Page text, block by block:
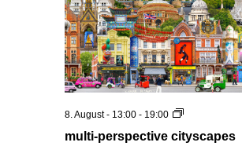
multi-perspective cityscapes
8. August - 13:00 - 19:00
multi-
cityscapes